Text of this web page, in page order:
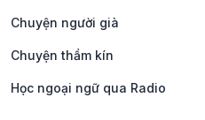
Chuyện người già
Chuyện thầm kín
Học ngoại ngữ qua Radio